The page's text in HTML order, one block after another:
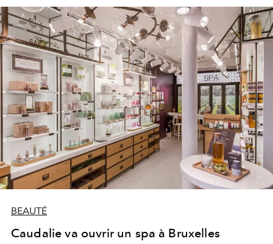
campagne hilarante.
BEAUTÉ
Caudalie va ouvrir un spa à Bruxelles